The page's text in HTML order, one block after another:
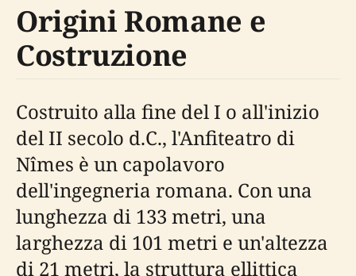
Origini Romane e
Costruzione
Costruito alla fine del I o all'inizio
del II secolo d.C., l'Anfiteatro di
Nîmes è un capolavoro
dell'ingegneria romana. Con una
lunghezza di 133 metri, una
larghezza di 101 metri e un'altezza
di 21 metri, la struttura ellittica